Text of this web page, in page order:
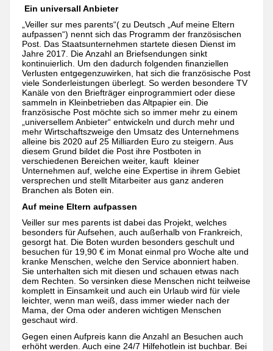
Ein universall Anbieter
„Veiller sur mes parents“( zu Deutsch „Auf meine Eltern
aufpassen“) nennt sich das Programm der französischen
Post. Das Staatsunternehmen startete diesen Dienst im
Jahre 2017. Die Anzahl an Briefsendungen sinkt
kontinuierlich. Um den dadurch folgenden finanziellen
Verlusten entgegenzuwirken, hat sich die französische Post
viele Sonderleistungen überlegt. So werden besondere TV
Kanäle von den Briefträger einprogrammiert oder diese
sammeln in Kleinbetrieben das Altpapier ein. Die
französische Post möchte sich so immer mehr zu einem
„universellem Anbieter“ entwickeln und durch mehr und
mehr Wirtschaftszweige den Umsatz des Unternehmens
alleine bis 2020 auf 25 Milliarden Euro zu steigern. Aus
diesem Grund bildet die Post ihre Postboten in
verschiedenen Bereichen weiter, kauft kleiner
Unternehmen auf, welche eine Expertise in ihrem Gebiet
versprechen und stellt Mitarbeiter aus ganz anderen
Branchen als Boten ein.
Auf meine Eltern aufpassen
Veiller sur mes parents ist dabei das Projekt, welches
besonders für Aufsehen, auch außerhalb von Frankreich,
gesorgt hat. Die Boten wurden besonders geschult und
besuchen für 19,90 € im Monat einmal pro Woche alte und
kranke Menschen, welche den Service abonniert haben.
Sie unterhalten sich mit diesen und schauen etwas nach
dem Rechten. So versinken diese Menschen nicht teilweise
komplett in Einsamkeit und auch ein Urlaub wird für viele
leichter, wenn man weiß, dass immer wieder nach der
Mama, der Oma oder anderen wichtigen Menschen
geschaut wird.
Gegen einen Aufpreis kann die Anzahl an Besuchen auch
erhöht werden. Auch eine 24/7 Hilfehotlein ist buchbar. Bei